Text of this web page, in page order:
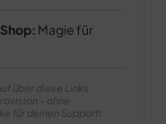
Magie für
über diese Links
– ohne
für deinen Support!